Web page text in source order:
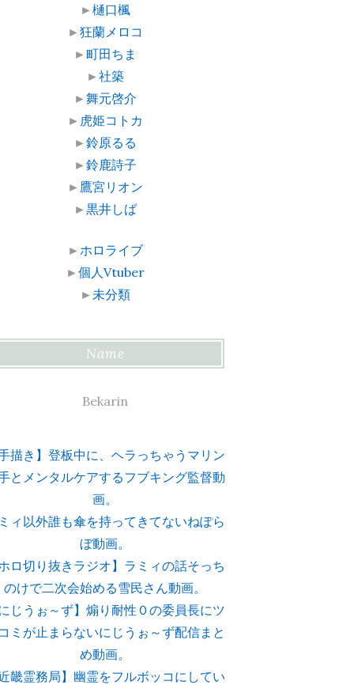
►樋口楓
►狂蘭メロコ
►町田ちま
►社築
►舞元啓介
► 虎姫コトカ
►鈴原るる
►鈴鹿詩子
► 鷹宮リオン
►黒井しば
► ホロライブ
►個人Vtuber
► 未分類
Name
Bekarin
手描き】登板中に、ヘラっちゃうマリン
とメンタルケアするフブキング監督動
画。
ィ以外誰も傘を持ってきてないねぽら
ぼ動画。
ホロ切り抜きラジオ】ラミィの話そっち
のけで二次会始める雪民さん動画。
にじうぉ～ず】煽り耐性０の委員長にツ
ミが止まらないにじうぉ～ず配信まと
め動画。
近畿霊務局】幽霊をフルボッコにしてい